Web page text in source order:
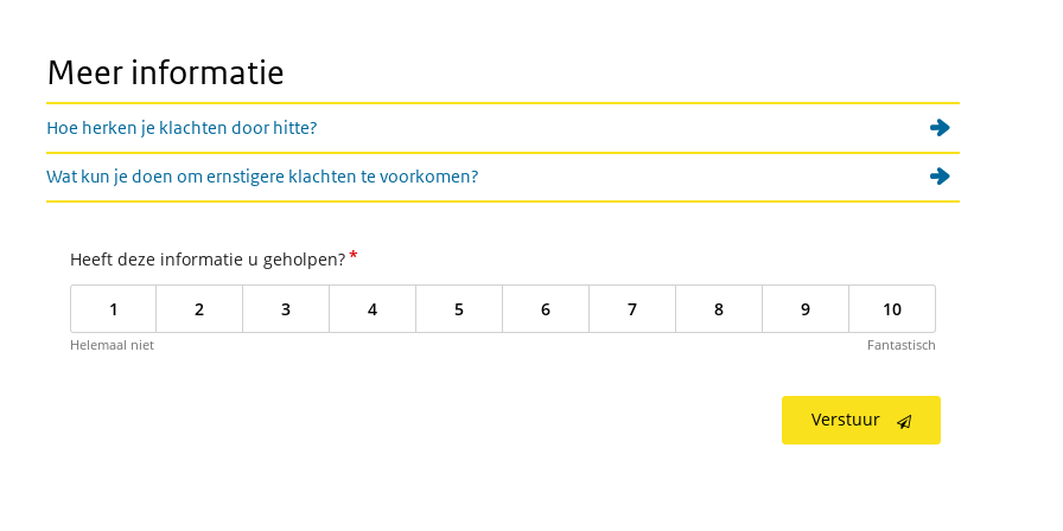
Meer informatie
Hoe herken je klachten door hitte?
Wat kun je doen om ernstigere klachten te voorkomen?
Heeft deze informatie u geholpen?*
1 2 3 4 5 6 7 8 9 10
Helemaal niet Fantastisch
Verstuur